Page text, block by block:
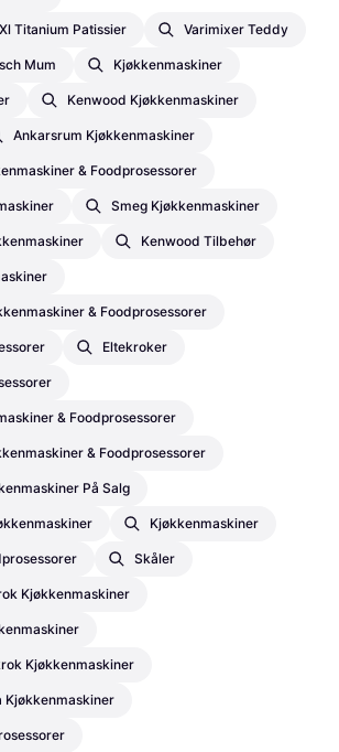
Titanium Patissier Varimixer Teddy
Mum Kjøkkenmaskiner
Kenwood Kjøkkenmaskiner
Ankarsrum Kjøkkenmaskiner
& Foodprosessorer
Smeg Kjøkkenmaskiner
Kenwood Tilbehør
& Foodprosessorer
Eltekroker
& Foodprosessorer
& Foodprosessorer
På Salg
Kjøkkenmaskiner
Skåler
Kjøkkenmaskiner
Kjøkkenmaskiner
Kjøkkenmaskiner